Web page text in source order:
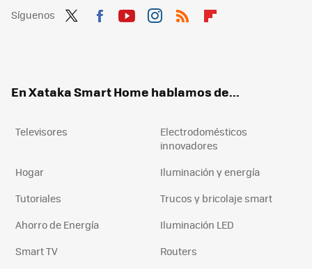
Síguenos
En Xataka Smart Home hablamos de...
Televisores
Electrodomésticos
innovadores
Hogar
Iluminación y energía
Tutoriales
Trucos y bricolaje smart
Ahorro de Energía
Iluminación LED
Smart TV
Routers